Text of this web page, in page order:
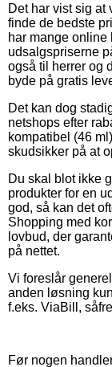
Det har vist sig
finde de bedste
har mange online
udsalgspriserne
også til herrer og
byde på gratis
Det kan dog
netshops efter
kompatibel (46
skudsikker på at
Du skal blot ikke
produkter for en
god, så kan det
Shopping med
lovbud, der
på nettet.
Vi foreslår
anden løsning
f.eks. ViaBill,
Før nogen